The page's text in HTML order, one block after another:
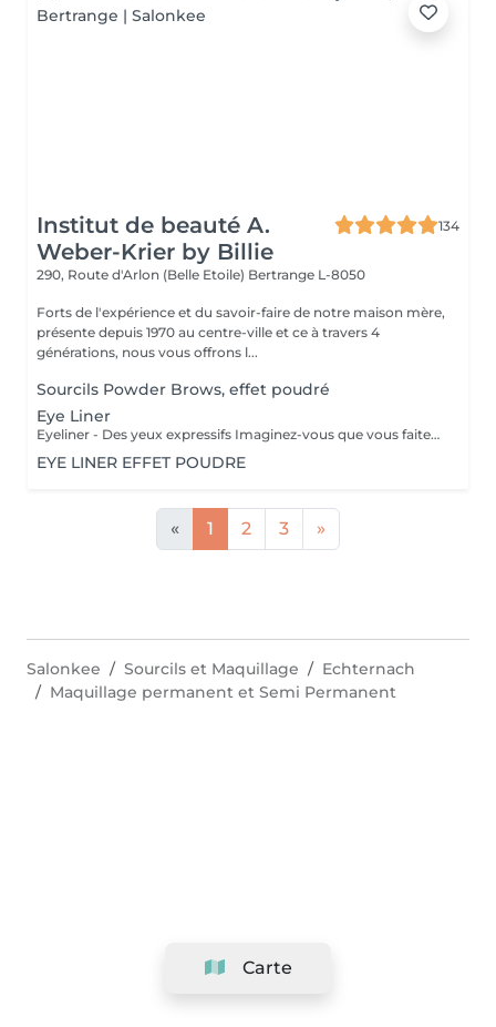
Institut de beauté A.
Weber-Krier by Billie
134
290, Route d'Arlon (Belle Etoile) Bertrange L-8050
Forts de l'expérience et du savoir-faire de notre maison mère,
présente depuis 1970 au centre-ville et ce à travers 4
générations, nous vous offrons l...
Sourcils Powder Brows, effet poudré
Eye Liner
Eyeliner - Des yeux expressifs Imaginez-vous que vous faites du sport, que vous allez vous baigner ou au sauna et que votre Eyeliner ne s'efface pas, ne coule pas plus jamais. Vos cils paraissent plus fournis et vos yeux sont plus expressifs grâce à un Eyeliner fin. L'Eyeliner est aussi la solution parfaite si vous portez des lentilles ou si vous avez des problèmes de vue ou bien si vous voulez tout simplement gagner du temps. Vous avez le choix entre un Eyeliner très fin et discret et un Eyeliner décoratif, tout comme vous le souhaitez. Dans tous les cas l'Eyeliner mettra vos yeux en valeur.
EYE LINER EFFET POUDRE
« 1 2 3 »
Carte
Salonkee Sourcils et Maquillage
Echternach
Maquillage permanent et Semi Permanent